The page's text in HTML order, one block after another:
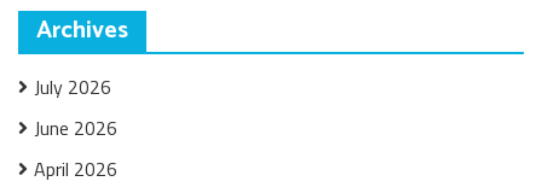
Archives
July 2026
June 2026
April 2026